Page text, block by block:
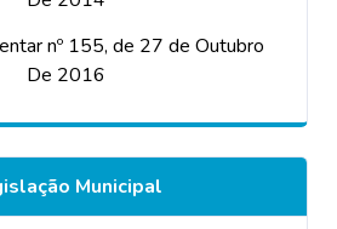
nº 155, de 27 de Outubro
De 2016
Municipal